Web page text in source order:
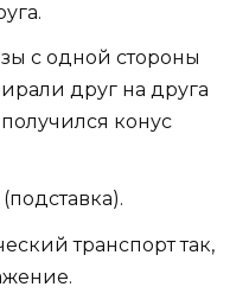
с одной стороны
друг на друга
конус
транспорт так,